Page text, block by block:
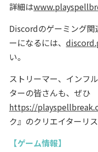
詳細は
Discordのゲーミング
ーになるには、
い。
ストリーマー、インフ
ターの皆さんも、ぜひ
https://
ク』のクリエイターリ
【ゲーム情報】